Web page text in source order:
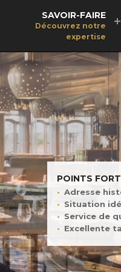
SAVOIR-FAIRE
Découvrez notre
expertise
POINTS
Adresse
Situation
Service de
Excellente